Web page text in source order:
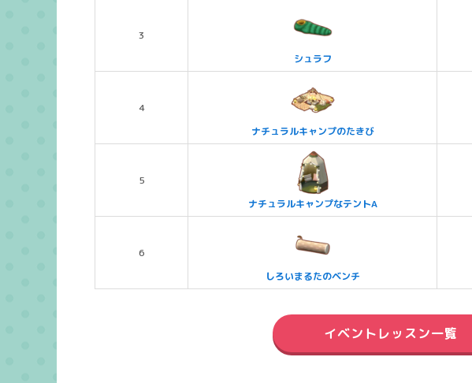
3
シュラフ
4
ナチュラルキャンプのたきび
5
ナチュラルキャンプなテントA
6
しろいまるたのベンチ
イベントレッスン一覧